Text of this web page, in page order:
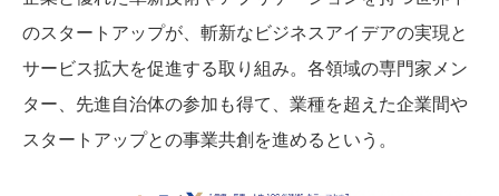
のスタートアップが、斬新なビジネスアイデアの実現と
サービス拡大を促進する取り組み。各領域の専門家メン
ター、先進自治体の参加も得て、業種を超えた企業間や
スタートアップとの事業共創を進めるという。